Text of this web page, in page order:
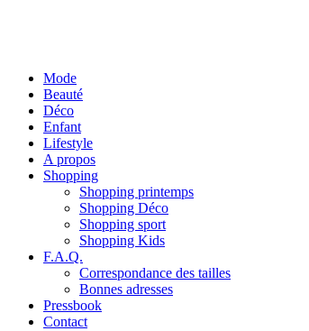
Mode
Beauté
Déco
Enfant
Lifestyle
A propos
Shopping
Shopping printemps
Shopping Déco
Shopping sport
Shopping Kids
F.A.Q.
Correspondance des tailles
Bonnes adresses
Pressbook
Contact